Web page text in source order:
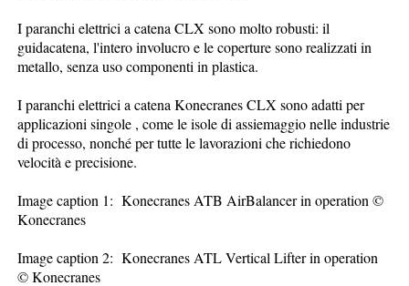
I paranchi elettrici a catena CLX sono molto robusti: il
guidacatena, l'intero involucro e le coperture sono realizzati in
metallo, senza uso componenti in plastica.
I paranchi elettrici a catena Konecranes CLX sono adatti per
applicazioni singole , come le isole di assiemaggio nelle industrie
di processo, nonché per tutte le lavorazioni che richiedono
velocità e precisione.
Image caption 1: Konecranes ATB AirBalancer in operation ©
Konecranes
Image caption 2: Konecranes ATL Vertical Lifter in operation
© Konecranes